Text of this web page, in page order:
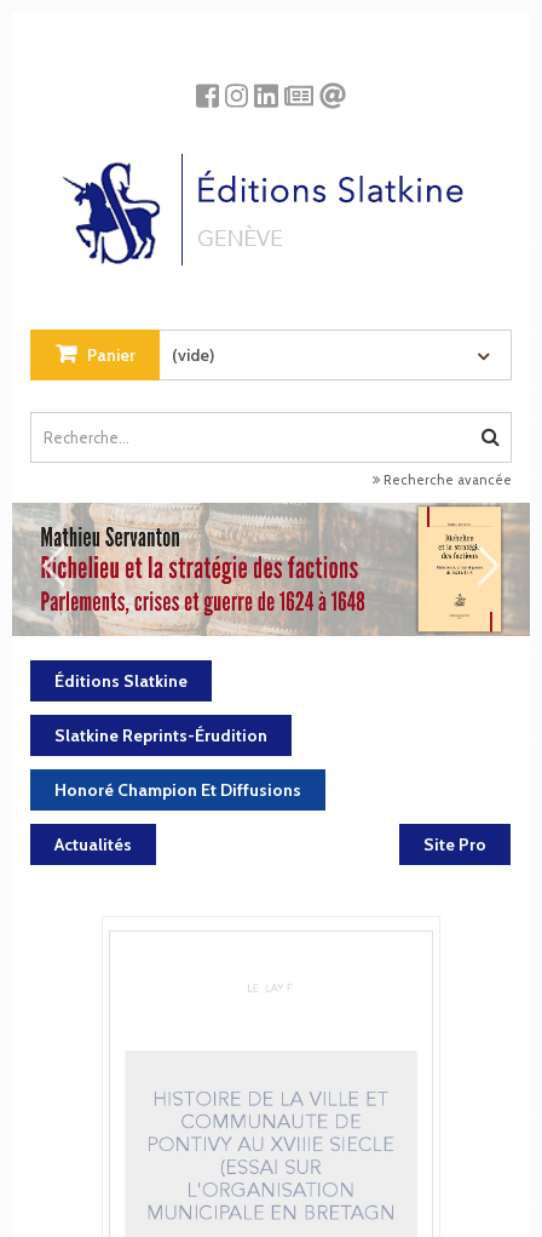
Panier (vide)
Recherche avancée
Éditions Slatkine
Slatkine Reprints-Érudition
Honoré Champion Et Diffusions
Actualités Site Pro